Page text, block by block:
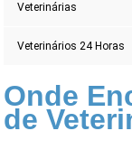
Veterinárias
Veterinários 24 Horas
Onde
de